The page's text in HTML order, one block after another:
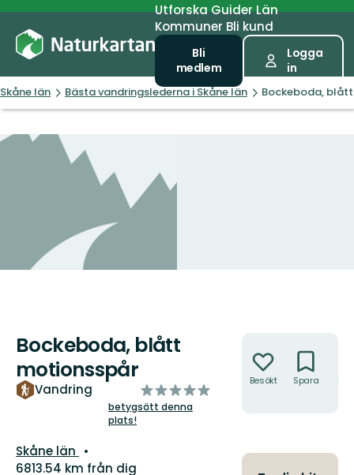
UtforskaGuiderLän
Kommuner Bli kund
Bli
medlem
Logga
in
Skåne län Bästa vandringslederna i Skåne län Bockeboda,
Bockeboda, blått
motionsspår
Vandring
av
5
betygsätt denna
plats!
Län:
Skåne län
6813.54 km från dig
Besökt Spara